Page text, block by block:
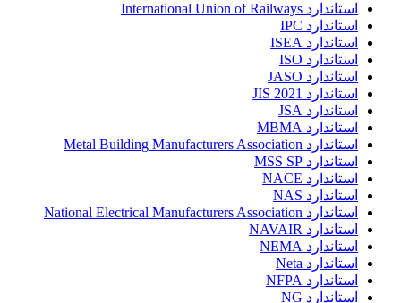
استاندارد International Union of Railways
استاندارد IPC
استاندارد ISEA
استاندارد ISO
استاندارد JASO
استاندارد JIS 2021
استاندارد JSA
استاندارد MBMA
استاندارد Metal Building Manufacturers Association
استاندارد MSS SP
استاندارد NACE
استاندارد NAS
استاندارد National Electrical Manufacturers Association
استاندارد NAVAIR
استاندارد NEMA
استاندارد Neta
استاندارد NFPA
استاندارد NG